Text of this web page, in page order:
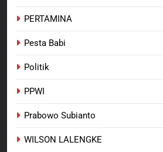
PERTAMINA
Pesta Babi
Politik
PPWI
Prabowo Subianto
WILSON LALENGKE